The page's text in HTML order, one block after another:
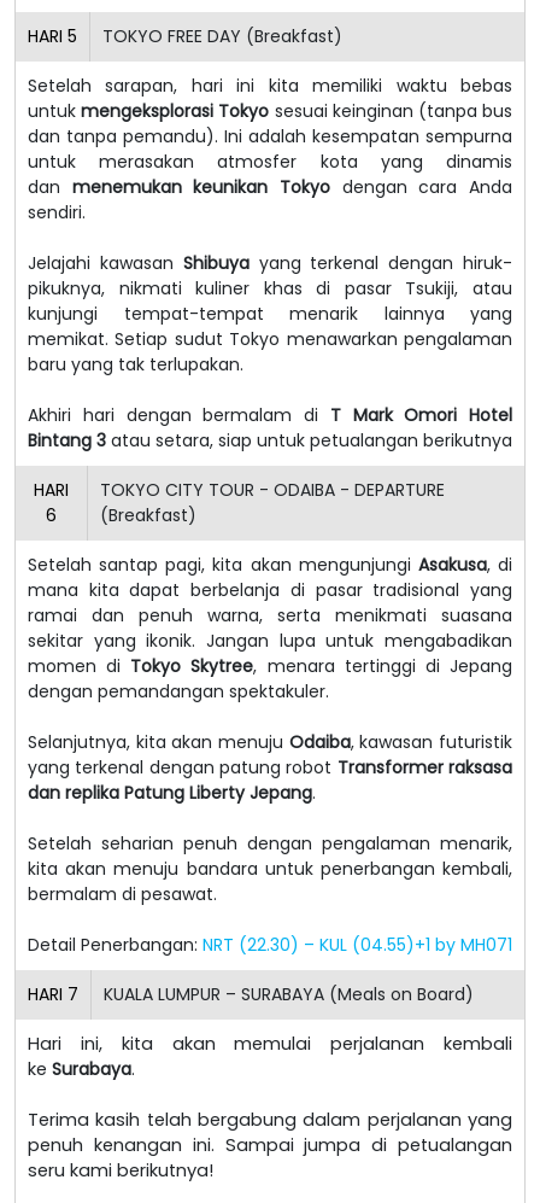
HARI 5 TOKYO FREE DAY (Breakfast)
Setelah sarapan, hari ini kita memiliki waktu bebas
untukmengeksplorasi Tokyo sesuai keinginan (tanpa bus
dan tanpa pemandu). Ini adalah kesempatan sempurna
untuk merasakan atmosfer kota yang dinamis
dan menemukan keunikan Tokyo dengan cara Anda
sendiri.
Jelajahi kawasan Shibuyayang terkenal dengan hiruk-
pikuknya, nikmati kuliner khas di pasar Tsukiji, atau
kunjungi tempat-tempat menarik lainnya yang
memikat. Setiap sudut Tokyo menawarkan pengalaman
baru yang tak terlupakan.
Akhiri hari dengan bermalam di T Mark Omori Hotel
Bintang 3 atau setara, siap untuk petualangan berikutnya
HARI
6
TOKYO CITY TOUR - ODAIBA - DEPARTURE
(Breakfast)
Setelah santap pagi, kita akan mengunjungi Asakusa, di
mana kita dapat berbelanja di pasar tradisional yang
ramai dan penuh warna, serta menikmati suasana
sekitar yang ikonik. Jangan lupa untuk mengabadikan
momen di Tokyo Skytree, menara tertinggi di Jepang
dengan pemandangan spektakuler.
Selanjutnya, kita akan menuju Odaiba, kawasan futuristik
yang terkenal dengan patung robot Transformer raksasa
dan replika Patung Liberty Jepang.
Setelah seharian penuh dengan pengalaman menarik,
kita akan menuju bandara untuk penerbangan kembali,
bermalam di pesawat.
Detail Penerbangan: NRT (22.30) – KUL (04.55)+1 by MH071
HARI 7 KUALA LUMPUR – SURABAYA (Meals on Board)
Hari ini, kita akan memulai perjalanan kembali
ke Surabaya.
Terima kasih telah bergabung dalam perjalanan yang
penuh kenangan ini. Sampai jumpa di petualangan
seru kami berikutnya!